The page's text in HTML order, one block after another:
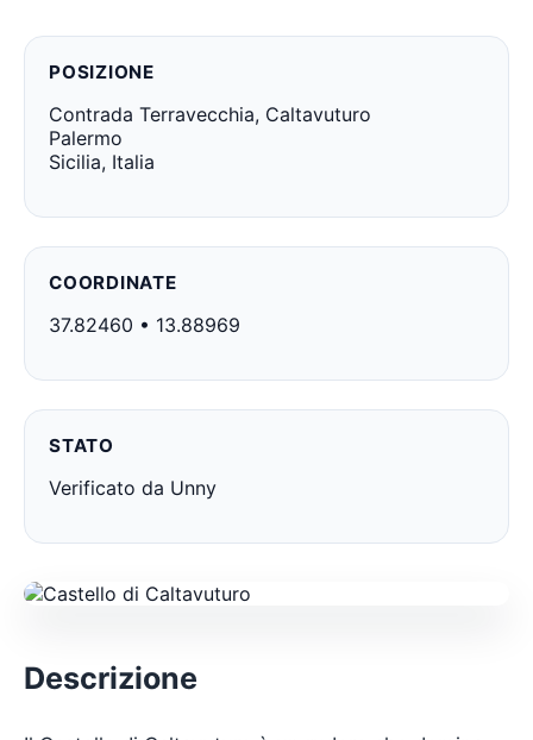
POSIZIONE
Contrada Terravecchia, Caltavuturo
Palermo
Sicilia, Italia
COORDINATE
37.82460 • 13.88969
STATO
Verificato da Unny
Descrizione